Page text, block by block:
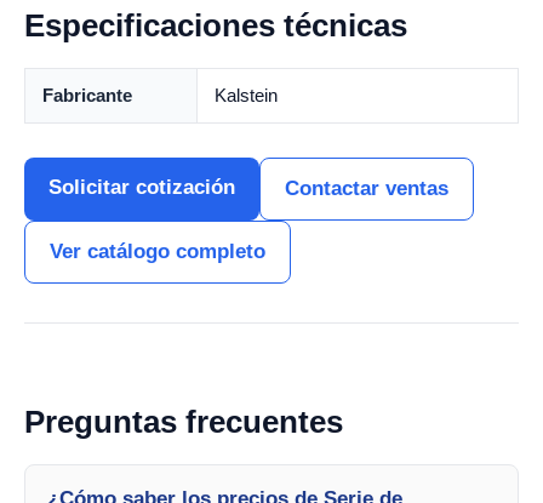
Especificaciones técnicas
Fabricante Kalstein
Solicitar cotización Contactar ventas
Ver catálogo completo
Preguntas frecuentes
¿Cómo saber los precios de Serie de